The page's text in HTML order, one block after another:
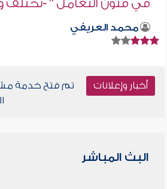
في فنون التعامل " -نختلف
محمد العريفي
أخبار وإعلانات
تم فتح خدمة
البث المباشر